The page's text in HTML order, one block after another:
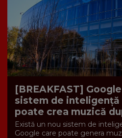
[BREAKFAST]
sistem de
poate crea muzică
Există un nou sistem de
Google care poate genera